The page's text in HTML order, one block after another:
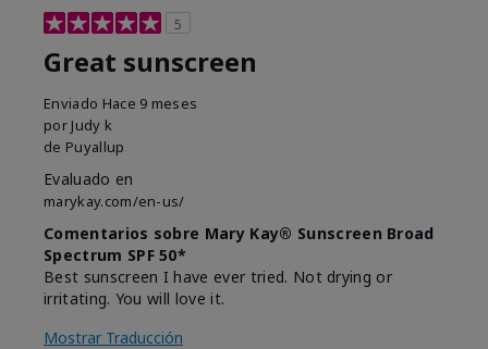
5
Great sunscreen
Enviado Hace 9 meses
por Judy k
de Puyallup
Evaluado en
marykay.com/en-us/
Comentarios sobre Mary Kay® Sunscreen Broad
Spectrum SPF 50*
Best sunscreen I have ever tried. Not drying or
irritating. You will love it.
Mostrar Traducción